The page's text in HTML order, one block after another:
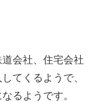
会社、住宅会社
てくるようで、
るようです。